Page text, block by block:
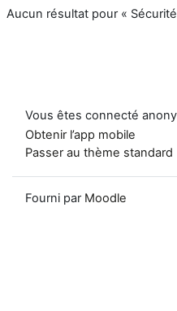
Aucun résultat pour «
Vous êtes connecté
Obtenir l’app mobile
Passer au thème standard
Fourni par Moodle